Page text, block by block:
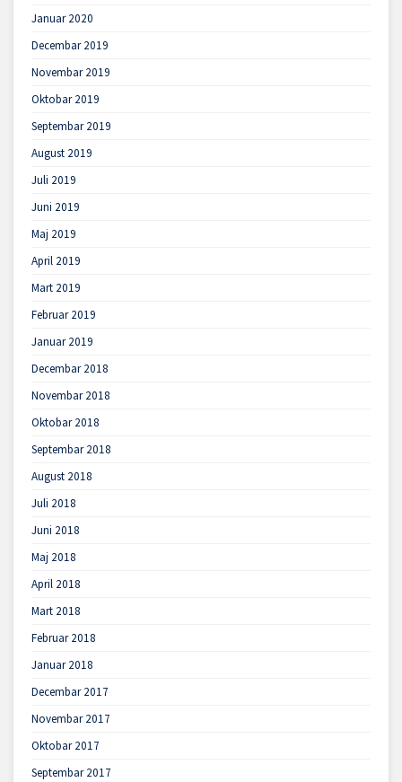
Januar 2020
Decembar 2019
Novembar 2019
Oktobar 2019
Septembar 2019
August 2019
Juli 2019
Juni 2019
Maj 2019
April 2019
Mart 2019
Februar 2019
Januar 2019
Decembar 2018
Novembar 2018
Oktobar 2018
Septembar 2018
August 2018
Juli 2018
Juni 2018
Maj 2018
April 2018
Mart 2018
Februar 2018
Januar 2018
Decembar 2017
Novembar 2017
Oktobar 2017
Septembar 2017